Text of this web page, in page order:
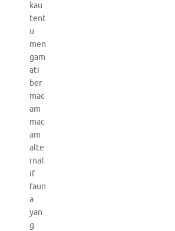
kau
tent
u
men
gam
ati
ber
mac
am
mac
am
alte
rnat
if
faun
a
yan
g